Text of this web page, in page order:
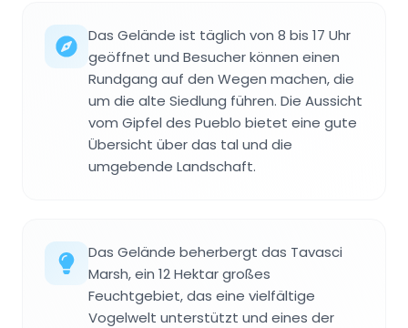
Das Gelände ist täglich von 8 bis 17 Uhr
geöffnet und Besucher können einen
Rundgang auf den Wegen machen, die
um die alte Siedlung führen. Die Aussicht
vom Gipfel des Pueblo bietet eine gute
Übersicht über das tal und die
umgebende Landschaft.
Das Gelände beherbergt das Tavasci
Marsh, ein 12 Hektar großes
Feuchtgebiet, das eine vielfältige
Vogelwelt unterstützt und eines der